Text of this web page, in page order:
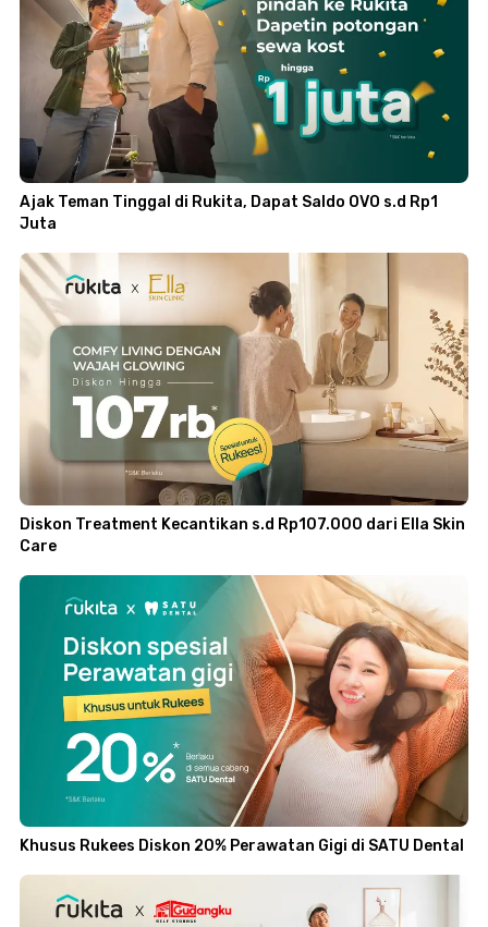
Ajak Teman Tinggal di Rukita, Dapat Saldo OVO s.d Rp1
Juta
Diskon Treatment Kecantikan s.d Rp107.000 dari Ella Skin
Care
Khusus Rukees Diskon 20% Perawatan Gigi di SATU Dental